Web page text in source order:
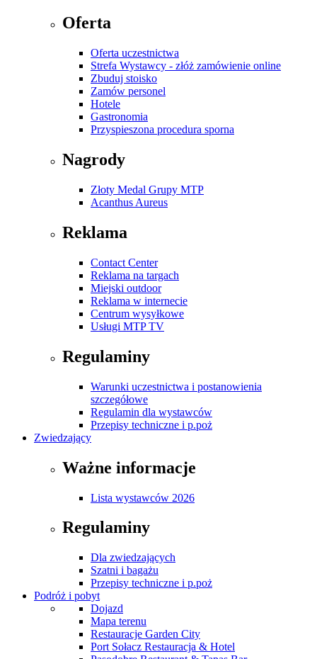
Oferta
Oferta uczestnictwa
Strefa Wystawcy - złóż zamówienie online
Zbuduj stoisko
Zamów personel
Hotele
Gastronomia
Przyspieszona procedura sporna
Nagrody
Złoty Medal Grupy MTP
Acanthus Aureus
Reklama
Contact Center
Reklama na targach
Miejski outdoor
Reklama w internecie
Centrum wysyłkowe
Usługi MTP TV
Regulaminy
Warunki uczestnictwa i postanowienia
szczegółowe
Regulamin dla wystawców
Przepisy techniczne i p.poż
Zwiedzający
Ważne informacje
Lista wystawców 2026
Regulaminy
Dla zwiedzających
Szatni i bagażu
Przepisy techniczne i p.poż
Podróż i pobyt
Dojazd
Mapa terenu
Restauracje Garden City
Port Sołacz Restauracja & Hotel